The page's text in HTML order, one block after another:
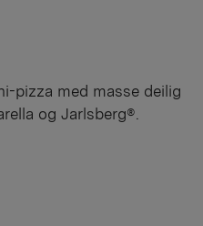
pizza med masse deilig
og Jarlsberg®.